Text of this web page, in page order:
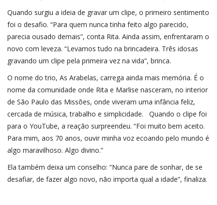
Quando surgiu a ideia de gravar um clipe, o primeiro sentimento
foi o desafio. “Para quem nunca tinha feito algo parecido,
parecia ousado demais”, conta Rita. Ainda assim, enfrentaram o
novo com leveza. “Levamos tudo na brincadeira. Três idosas
gravando um clipe pela primeira vez na vida”, brinca.
O nome do trio, As Arabelas, carrega ainda mais memória. É o
nome da comunidade onde Rita e Marlise nasceram, no interior
de São Paulo das Missões, onde viveram uma infância feliz,
cercada de música, trabalho e simplicidade. Quando o clipe foi
para o YouTube, a reação surpreendeu. “Foi muito bem aceito.
Para mim, aos 70 anos, ouvir minha voz ecoando pelo mundo é
algo maravilhoso. Algo divino.”
Ela também deixa um conselho: “Nunca pare de sonhar, de se
desafiar, de fazer algo novo, não importa qual a idade”, finaliza.